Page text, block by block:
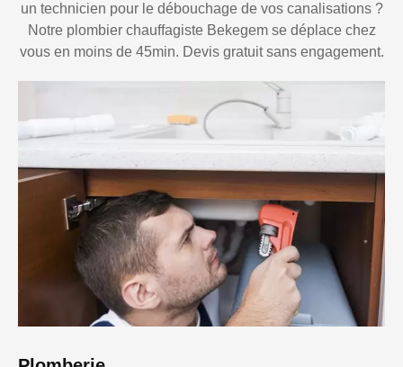
un technicien pour le débouchage de vos canalisations ?
Notre plombier chauffagiste Bekegem se déplace chez
vous en moins de 45min. Devis gratuit sans engagement.